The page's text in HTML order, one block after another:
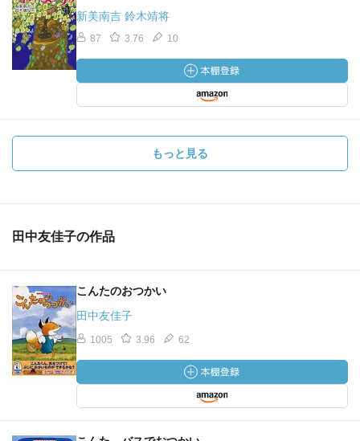
新美南吉 鈴木靖将
87 3.76 10
もっと見る
田中友佳子の作品
こんたのおつかい
田中友佳子
1005 3.96 62